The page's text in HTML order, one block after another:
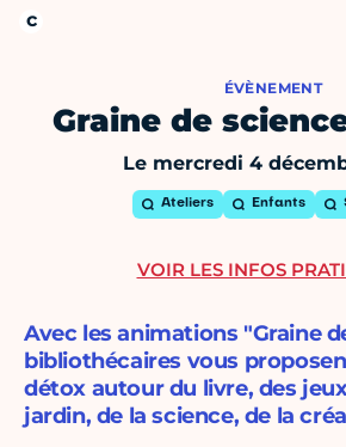
ÉVÈNEMENT
Graine de
Le mercredi 4
Ateliers Enfants
Avec les animations "Graine
bibliothécaires vous
détox autour du livre, des
jardin, de la science, de la
VOIR LES INFOS